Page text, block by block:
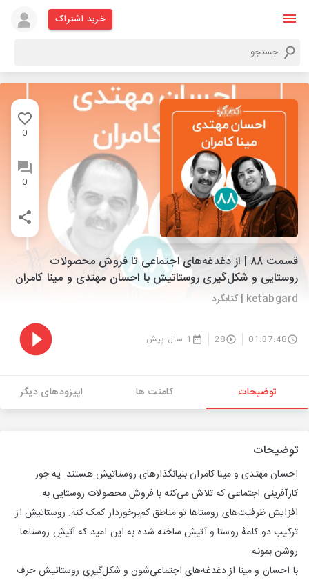
خرید اشتراک
0
0
قسمت ۸۸ | از دغدغه‌های اجتماعی تا فروش محصولات
روستایی و شکل‌گیری روستاتیش با احسان مهتدی و مینا کامران
ketabgard | کتابگرد
01:37:48
28 1 سال پیش
توضیحات کامنت ها اپیزودهای دیگر
توضیحات
احسان مهتدی و مینا کامران بنیانگذارهای روستاتیش هستند. یه جور
کارآفرینی اجتماعی که تلاش می‌کنه با فروش محصولات روستایی به
افزایش ظرفیت‌های روستاها تو مناطق کم‌برخوردار کمک کنه. روستاتیش از
ترکیب دو کلمهٔ روستا و آتیش ساخته شده به این امید که آتیشِ روستاها
روشن بمونه.
با احسان و مینا از دغدغه‌های اجتماعی‌شون و شکل‌گیری روستاتیش حرف